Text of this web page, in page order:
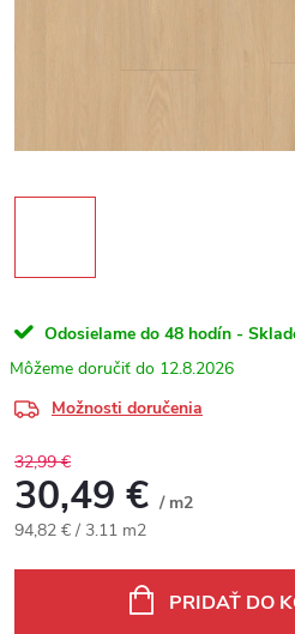
Odosielame do 48 hodín -
12.8.2026
Možnosti doručenia
32,99 €
30,49 € / m2
Jednotková cena:
94,82 € / 3.11 m2
PRIDAŤ DO